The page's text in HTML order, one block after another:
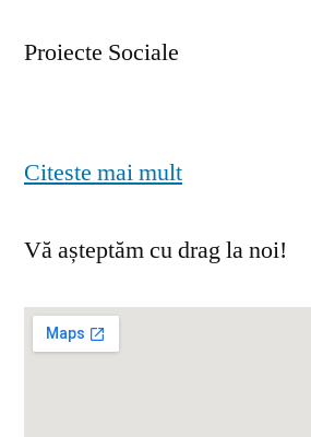
Proiecte Sociale
Citeste mai mult
Vă așteptăm cu drag la noi!